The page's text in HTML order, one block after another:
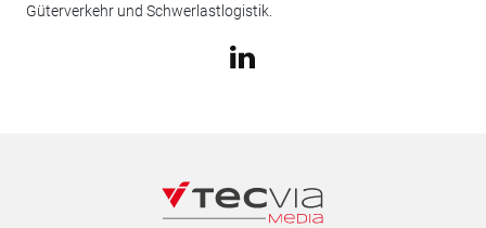
Güterverkehr und Schwerlastlogistik.